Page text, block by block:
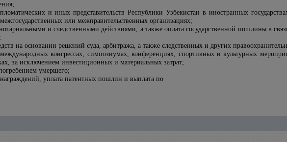
и иных представительств Республики Узбекистан в иностранных
или межправительственных организациях;
и следственными действиями, а также оплата государственной пошлины в
на основании решений суда, арбитража, а также следственных и других
конгрессах, симпозиумах, конференциях, спортивных и культурных
за исключением инвестиционных и материальных затрат;
умершего;
уплата патентных пошлин и выплата по